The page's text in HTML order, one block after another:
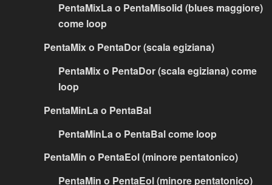
PentaMixLa o PentaMisolid (blues maggiore)
come loop
PentaMix o PentaDor (scala egiziana)
PentaMix o PentaDor (scala egiziana) come
loop
PentaMinLa o PentaBal
PentaMinLa o PentaBal come loop
PentaMin o PentaEol (minore pentatonico)
PentaMin o PentaEol (minore pentatonico)